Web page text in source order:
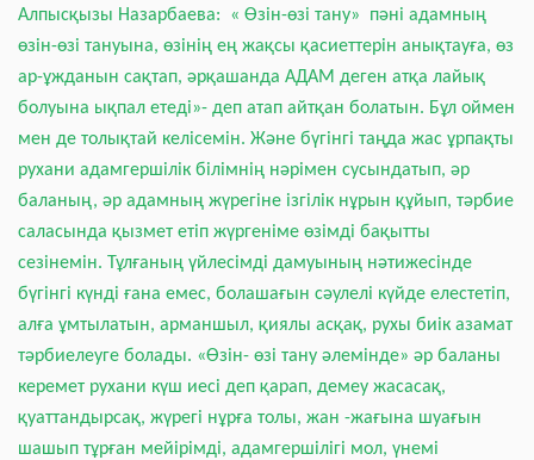
Алпысқызы Назарбаева: « Өзін-өзі тану» пәні адамның
өзін-өзі тануына, өзінің ең жақсы қасиеттерін анықтауға, өз
ар-ұжданын сақтап, әрқашанда АДАМ деген атқа лайық
болуына ықпал етеді»- деп атап айтқан болатын. Бұл оймен
мен де толықтай келісемін. Және бүгінгі таңда жас ұрпақты
рухани адамгершілік білімнің нәрімен сусындатып, әр
баланың, әр адамның жүрегіне ізгілік нұрын құйып, тәрбие
саласында қызмет етіп жүргеніме өзімді бақытты
сезінемін. Тұлғаның үйлесімді дамуының нәтижесінде
бүгінгі күнді ғана емес, болашағын сәулелі күйде елестетіп,
алға ұмтылатын, арманшыл, қиялы асқақ, рухы биік азамат
тәрбиелеуге болады. «Өзін- өзі тану әлемінде» әр баланы
керемет рухани күш иесі деп қарап, демеу жасасақ,
қуаттандырсақ, жүрегі нұрға толы, жан -жағына шуағын
шашып тұрған мейірімді, адамгершілігі мол, үнемі